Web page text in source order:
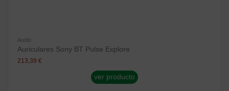
Audio
Auriculares Sony BT Pulse Explore
213,39 €
ver producto